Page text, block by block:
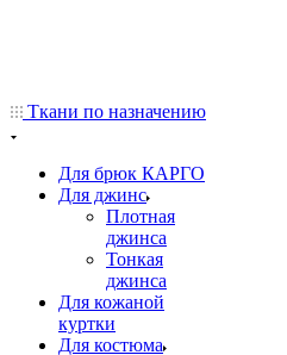
Ткани по назначению
Для брюк КАРГО
Для джинс
Плотная
джинса
Тонкая
джинса
Для кожаной
куртки
Для костюма